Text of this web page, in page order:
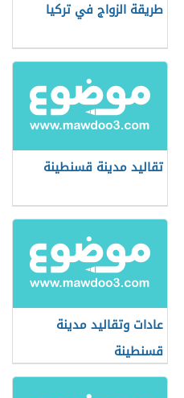
طريقة الزواج في تركيا
تقاليد مدينة قسنطينة
عادات وتقاليد مدينة
قسنطينة